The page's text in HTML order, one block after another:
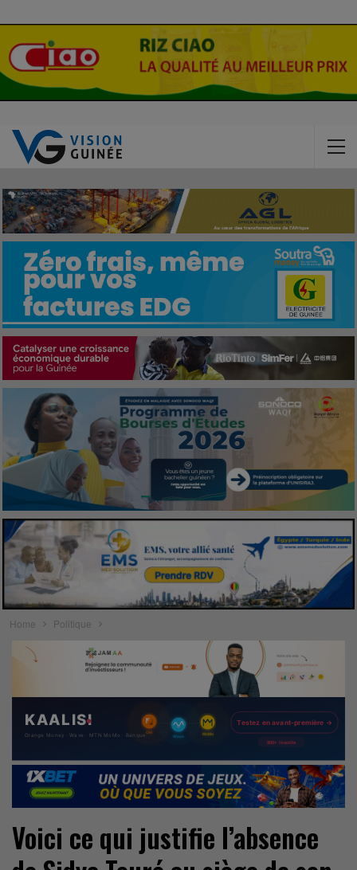
Home Politique
Voici ce qui justifie l’absence